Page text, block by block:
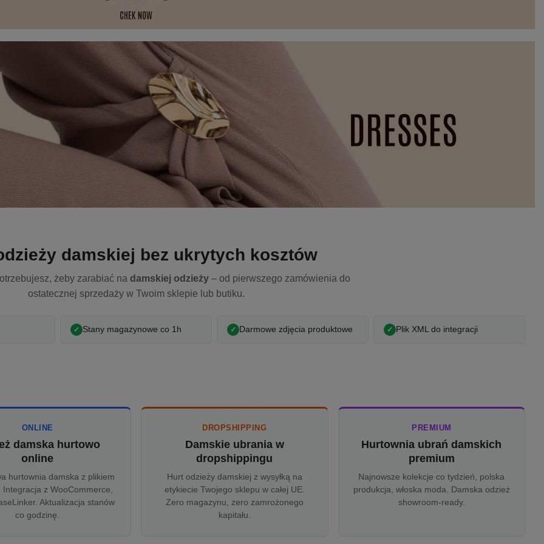
damskiej bez ukrytych kosztów
żeby zarabiać na damskiej odzieży – od pierwszego zamówienia do
ostatecznej sprzedaży w Twoim sklepie lub butiku.
Stany magazynowe co 1h Darmowe zdjęcia produktowe Plik XML do integracji
ONLINE
damska hurtowo
online
hurtownia damska z plikiem
Integracja z WooCommerce,
Aktualizacja stanów
co godzinę.
DROPSHIPPING
Damskie ubrania w
dropshippingu
Hurt odzieży damskiej z wysyłką na
etykiecie Twojego sklepu w całej UE.
Zero magazynu, zero zamrożonego
kapitału.
PREMIUM
Hurtownia ubrań damskich
premium
Najnowsze kolekcje co tydzień, polska
produkcja, włoska moda. Damska odzież
showroom-ready.